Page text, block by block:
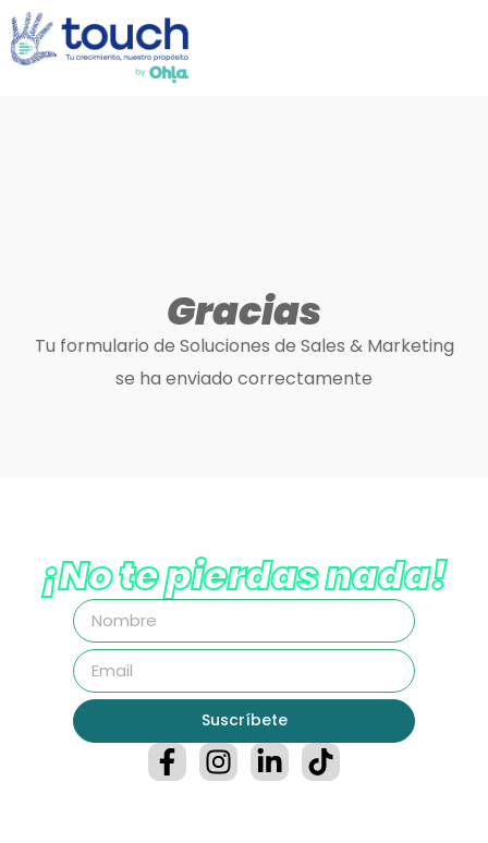
Gracias
Tu formulario de Soluciones de Sales & Marketing
se ha enviado correctamente
¡No te pierdas nada!
Suscríbete